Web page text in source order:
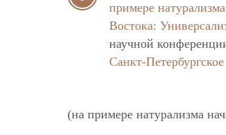
примере
Востока:
научной
Санкт-
(на примере натурализма